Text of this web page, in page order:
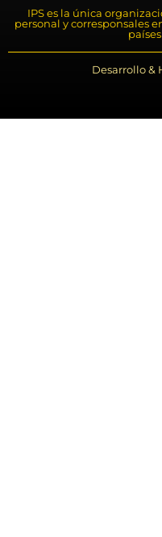
IPS es la única
personal y corresponsales
Desarrollo &